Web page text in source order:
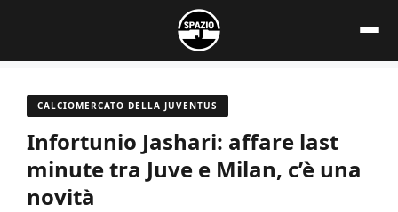
contenuto
CALCIOMERCATO DELLA JUVENTUS
Infortunio Jashari: affare last
minute tra Juve e Milan, c’è una
novità